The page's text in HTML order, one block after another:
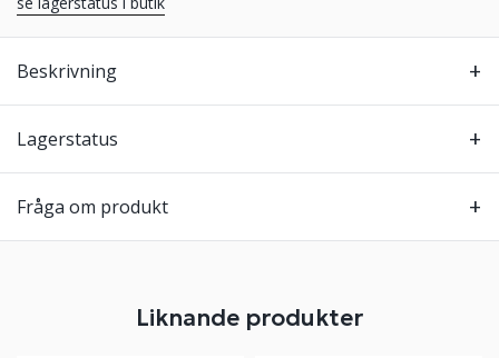
Beskrivning
Lagerstatus
Fråga om produkt
Liknande produkter